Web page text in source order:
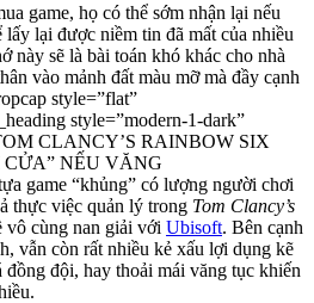
game, họ có thể sớm nhận lại nếu
lại được niềm tin đã mất của nhiều
này sẽ là bài toán khó khác cho nhà
vào mảnh đất màu mỡ mà đầy cạnh
style=”flat”
style=”modern-1-dark”
CLANCY’S RAINBOW SIX
CỬA” NẾU VĂNG
game “khủng” có lượng người chơi
thực việc quản lý trong Tom Clancy’s
vô cùng nan giải với Ubisoft. Bên cạnh
vẫn còn rất nhiều kẻ xấu lợi dụng kẽ
đồng đội, hay thoải mái văng tục khiến